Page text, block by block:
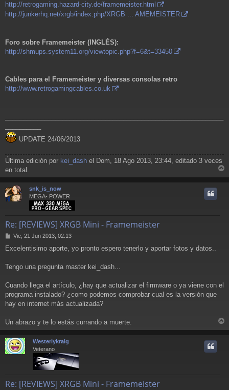
http://retrogaming.hazard-city.de/framemeister.html
http://junkerhq.net/xrgb/index.php/XRGB ... AMEMEISTER
Foro sobre Framemeister (INGLÉS):
http://shmups.system11.org/viewtopic.php?f=6&t=33450
Cables para el Framemeister y diversas consolas retro
http://www.retrogamingcables.co.uk
UPDATE 24/06/2013
Última edición por kei_dash el Dom, 18 Ago 2013, 23:44, editado 3 veces
en total.
r
snk_is_now
MEGA- POWER
Re: [REVIEWS] XRGB Mini - Framemeister
M
n
a
Vie, 21 Jun 2013, 02:13
Excelentisimo aporte, yo pronto espero tenerlo y aportar fotos y datos..
Tengo una pregunta master kei_dash...
Cuando llega el artículo, ¿hay que actualizar el firmware o ya viene con el
programa instalado? ¿como podemos comprobar cual es la versión que
hay en internet más actualizada?
Un abrazo y te lo estás currando a muerte.
r
Westerlykraig
Veterano
Re: [REVIEWS] XRGB Mini - Framemeister